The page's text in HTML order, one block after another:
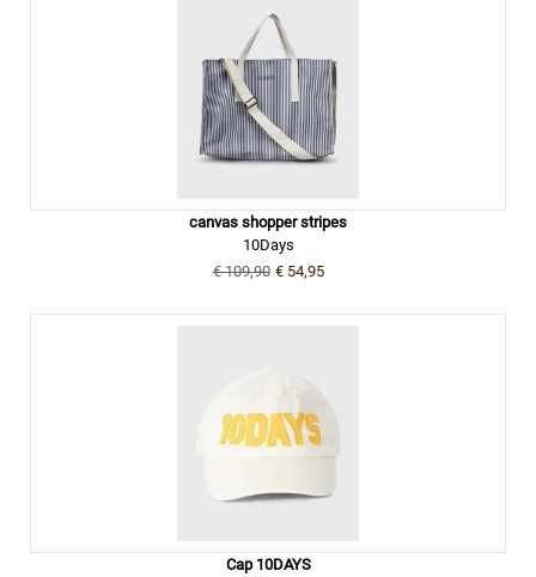
canvas shopper stripes
10Days
€ 109,90 € 54,95
Cap 10DAYS